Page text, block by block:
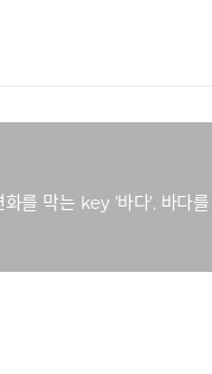
화를 막는 key '바다', 바다